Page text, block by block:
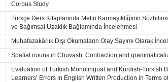
Corpus Study
Türkçe Ders Kitaplarında Metin Karmaşıklığının
ve Bağımsal Uzaklık Bağlamında İncelenmesi
Muhafazakârlık Dışı Okumaların Olay Sayımı Olarak
Spatial nouns in Chuvash: Contraction and
Evaluation of Turkish Monolingual and Kurdish-Turkish
Learners’ Errors in English Written Production in Terms